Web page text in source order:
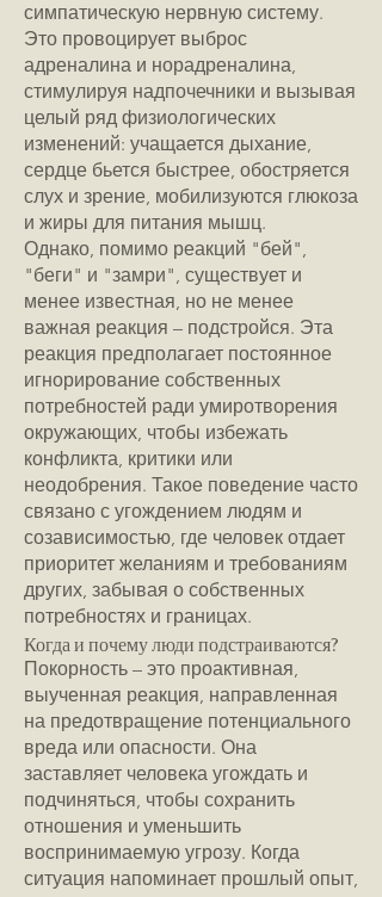
симпатическую нервную систему.
Это провоцирует выброс
адреналина и норадреналина,
стимулируя надпочечники и вызывая
целый ряд физиологических
изменений: учащается дыхание,
сердце бьется быстрее, обостряется
слух и зрение, мобилизуются глюкоза
и жиры для питания мышц.
Однако, помимо реакций "бей",
"беги" и "замри", существует и
менее известная, но не менее
важная реакция – подстройся. Эта
реакция предполагает постоянное
игнорирование собственных
потребностей ради умиротворения
окружающих, чтобы избежать
конфликта, критики или
неодобрения. Такое поведение часто
связано с угождением людям и
созависимостью, где человек отдает
приоритет желаниям и требованиям
других, забывая о собственных
потребностях и границах.
Когда и почему люди подстраиваются?
Покорность – это проактивная,
выученная реакция, направленная
на предотвращение потенциального
вреда или опасности. Она
заставляет человека угождать и
подчиняться, чтобы сохранить
отношения и уменьшить
воспринимаемую угрозу. Когда
ситуация напоминает прошлый опыт,